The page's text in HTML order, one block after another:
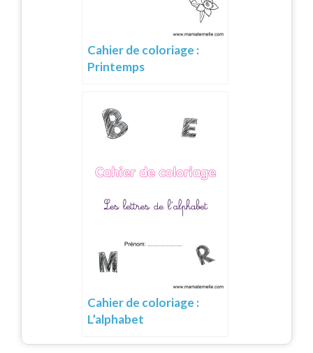
Cahier de coloriage :
Printemps
Cahier de coloriage :
L’alphabet